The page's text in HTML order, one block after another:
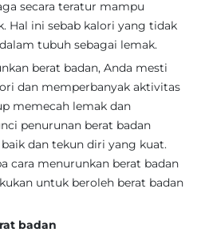
secara teratur mampu
Hal ini sebab kalori yang tidak
tubuh sebagai lemak.
berat badan, Anda mesti
dan memperbanyak aktivitas
memecah lemak dan
penurunan berat badan
dan tekun diri yang kuat.
cara menurunkan berat badan
untuk beroleh berat badan
badan